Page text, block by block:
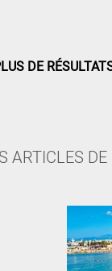
DE
ARTICLES